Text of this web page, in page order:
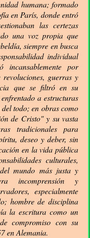
humana; formado
en París, donde entró
las certezas
una voz propia que
siempre en busca
individual
incansablemente por
guerras y
que se filtró en su
a estructuras
todo; en obras como
de Cristo" y su vasta
tradicionales para
deseo y deber, sin
en la vida pública
culturales,
mundo más justa y
incomprensión y
especialmente
hombre de disciplina
la escritura como un
compromiso con su
en Alemania.